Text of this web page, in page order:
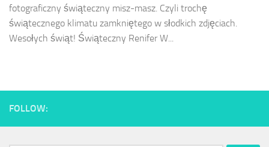
fotograficzny świąteczny misz-masz. Czyli trochę
świątecznego klimatu zamkniętego w słodkich zdjęciach.
Wesołych świąt! Świąteczny Renifer W...
FOLLOW: